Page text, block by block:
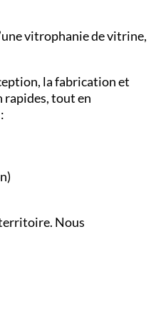
vitrophanie de vitrine,
la fabrication et
rapides, tout en
Nous